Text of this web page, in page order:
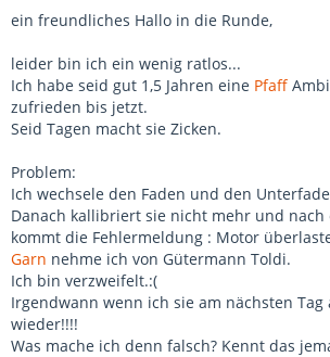
ein freundliches Hallo in die Runde,
leider bin ich ein wenig ratlos...
Ich habe seid gut 1,5 Jahren eine Pfaff
zufrieden bis jetzt.
Seid Tagen macht sie Zicken.
Problem:
Ich wechsele den Faden und den
Danach kallibriert sie nicht mehr und nach
kommt die Fehlermeldung : Motor
Garn nehme ich von Gütermann Toldi.
Ich bin verzweifelt.:(
Irgendwann wenn ich sie am nächsten Tag
wieder!!!!
Was mache ich denn falsch? Kennt das